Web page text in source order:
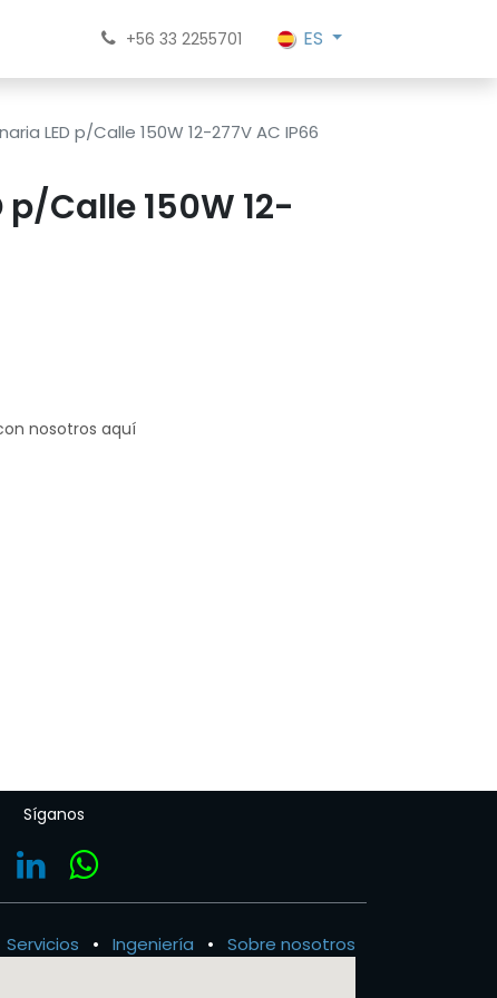
+56 33 2255701 ES
LED p/Calle 150W 12-277V AC IP66
Calle 150W 12-
nosotros aquí
Síganos
Servicios • Ingeniería • Sobre nosotros